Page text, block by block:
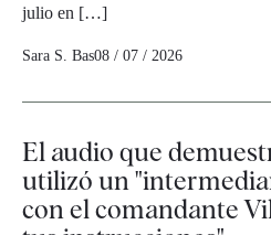
julio en […]
Sara S. Bas08 / 07 / 2026
El audio que
utilizó un
con el comandante